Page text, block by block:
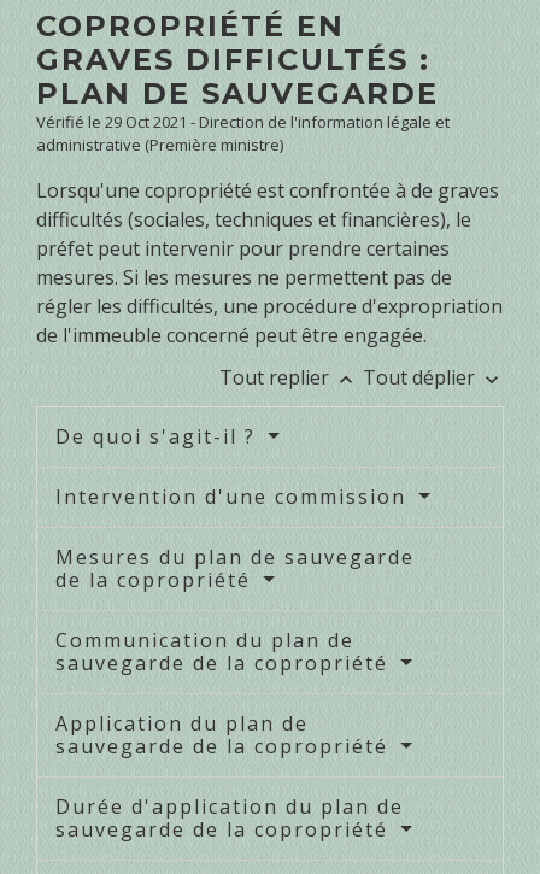
COPROPRIÉTÉ EN
GRAVES DIFFICULTÉS :
PLAN DE SAUVEGARDE
Vérifié le 29 Oct 2021 - Direction de l'information légale et
administrative (Première ministre)
Lorsqu'une copropriété est confrontée à de graves
difficultés (sociales, techniques et financières), le
préfet peut intervenir pour prendre certaines
mesures. Si les mesures ne permettent pas de
régler les difficultés, une procédure d'expropriation
de l'immeuble concerné peut être engagée.
Tout replier keyboard_arrow_up Tout déplier keyboard_arrow_down
De quoi s'agit-il ?
Intervention d'une commission
Mesures du plan de sauvegarde
de la copropriété
Communication du plan de
sauvegarde de la copropriété
Application du plan de
sauvegarde de la copropriété
Durée d'application du plan de
sauvegarde de la copropriété